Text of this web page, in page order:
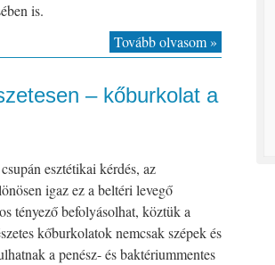
is.
Tovább olvasom »
– kőburkolat a
esztétikai kérdés, az
igaz ez a beltéri levegő
tényező befolyásolhat, köztük a
kőburkolatok nemcsak szépek és
a penész- és baktériummentes